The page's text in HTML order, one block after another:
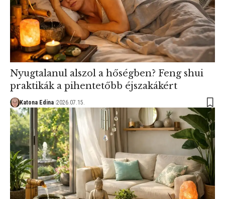
Nyugtalanul alszol a hőségben? Feng shui
praktikák a pihentetőbb éjszakákért
Katona Edina 2026.07.15.